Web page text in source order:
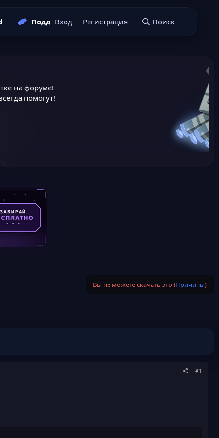
Поддержать нас Подать заявку
Вход Регистрация Поиск
на форуме!
помогут!
Вы не можете скачать это (Причины)
#1